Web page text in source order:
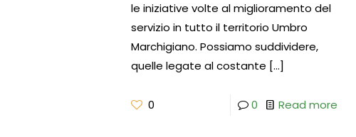
le iniziative volte al miglioramento del
servizio in tutto il territorio Umbro
Marchigiano. Possiamo suddividere,
quelle legate al costante […]
0 0 Read more